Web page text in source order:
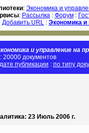
: Экономика и
: Рассылка: Форум:
Добавить URL : Экономика и
и управление на
20000 документов
публикации : по типу
23 Июль 2006 г.